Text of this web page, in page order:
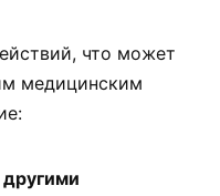
что может
медицинским